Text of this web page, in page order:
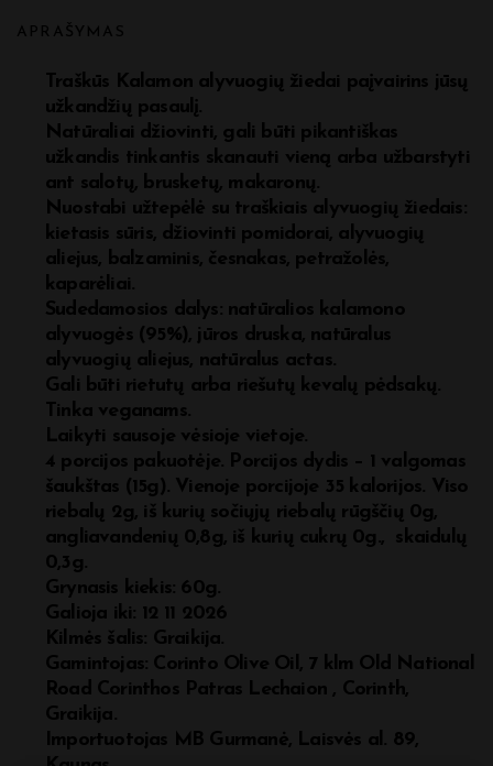
APRAŠYMAS
Traškūs Kalamon alyvuogių žiedai paįvairins jūsų
užkandžių pasaulį.
Natūraliai džiovinti, gali būti pikantiškas
užkandis tinkantis skanauti vieną arba užbarstyti
ant salotų, brusketų, makaronų.
Nuostabi užtepėlė su traškiais alyvuogių žiedais:
kietasis sūris, džiovinti pomidorai, alyvuogių
aliejus, balzaminis, česnakas, petražolės,
kaparėliai.
Sudedamosios dalys: natūralios kalamono
alyvuogės (95%), jūros druska, natūralus
alyvuogių aliejus, natūralus actas.
Gali būti rietutų arba riešutų kevalų pėdsakų.
Tinka veganams.
Laikyti sausoje vėsioje vietoje.
4 porcijos pakuotėje. Porcijos dydis – 1 valgomas
šaukštas (15g). Vienoje porcijoje 35 kalorijos. Viso
riebalų 2g, iš kurių sočiųjų riebalų rūgščių 0g,
angliavandenių 0,8g, iš kurių cukrų 0g., skaidulų
0,3g.
Grynasis kiekis: 60g.
Galioja iki: 12 11 2026
Kilmės šalis: Graikija.
Gamintojas: Corinto Olive Oil, 7 klm Old National
Road Corinthos Patras Lechaion , Corinth,
Graikija.
Importuotojas MB Gurmanė, Laisvės al. 89,